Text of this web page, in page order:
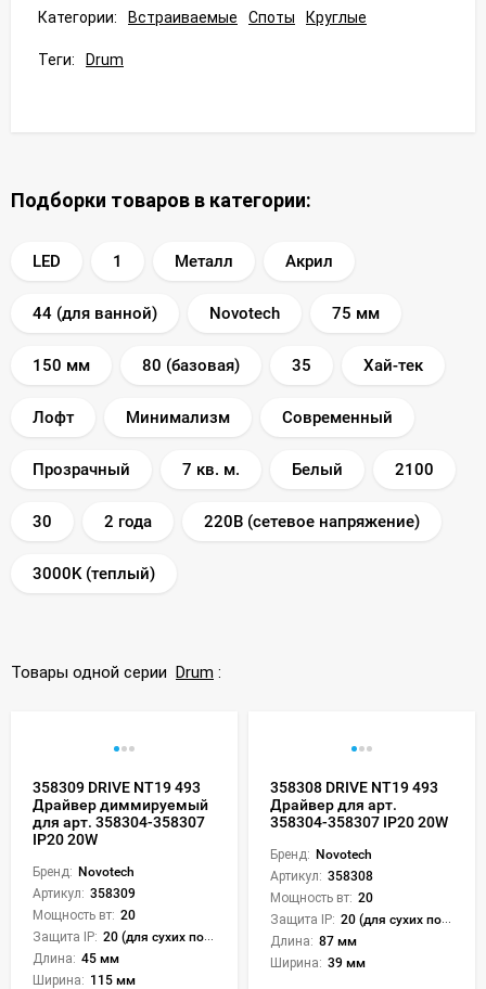
Категории: Встраиваемые Споты Круглые
Теги: Drum
Подборки товаров в категории:
LED 1 Металл Акрил
44 (для ванной) Novotech 75 мм
150 мм 80 (базовая) 35 Хай-тек
Лофт Минимализм Современный
Прозрачный 7 кв. м. Белый 2100
30 2 года 220В (сетевое напряжение)
3000K (теплый)
Товары одной серии Drum :
358309 DRIVE NT19 493
Драйвер диммируемый
для арт. 358304-358307
IP20 20W
Бренд: Novotech
Артикул: 358309
Мощность вт: 20
Защита IP: 20 (для сухих пом.)
Длина: 45 мм
Ширина: 115 мм
358308 DRIVE NT19 493
Драйвер для арт.
358304-358307 IP20 20W
Бренд: Novotech
Артикул: 358308
Мощность вт: 20
Защита IP: 20 (для сухих пом.)
Длина: 87 мм
Ширина: 39 мм